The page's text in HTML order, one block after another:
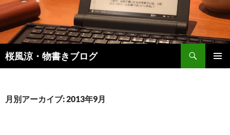
桜風涼・物書きブログ
検
索
ン
月別アーカイブ: 2013年9月